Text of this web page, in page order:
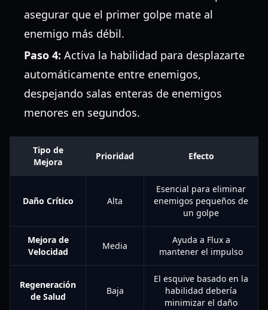
asegurar que el primer golpe mate al
enemigo más débil.
Paso 4: Activa la habilidad para desplazarte
automáticamente entre enemigos,
despejando salas enteras de enemigos
menores en segundos.
Tipo de
Mejora
Prioridad Efecto
Daño Crítico Alta
Esencial para eliminar
enemigos pequeños de
un golpe
Mejora de
Velocidad
Media
Ayuda a Flux a
mantener el impulso
Regeneración
de Salud
Baja
El esquive basado en la
habilidad debería
minimizar el daño